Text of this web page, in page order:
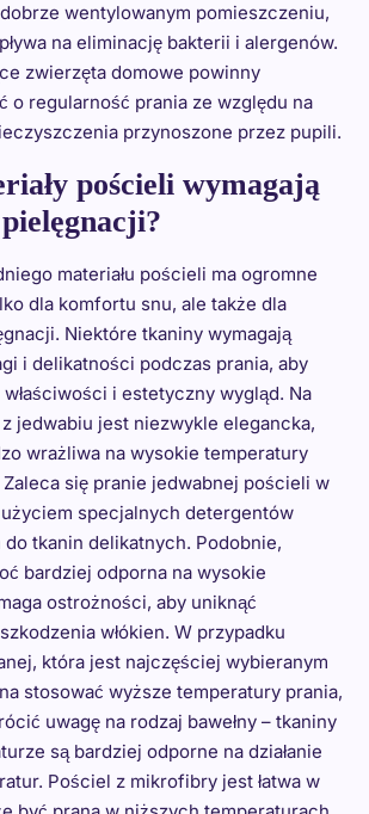
wentylowanym pomieszczeniu,
na eliminację bakterii i alergenów.
zwierzęta domowe powinny
o regularność prania ze względu na
przynoszone przez pupili.
pościeli wymagają
materiału pościeli ma ogromne
dla komfortu snu, ale także dla
Niektóre tkaniny wymagają
i delikatności podczas prania, aby
i estetyczny wygląd. Na
z jedwabiu jest niezwykle elegancka,
wrażliwa na wysokie temperatury
się pranie jedwabnej pościeli w
specjalnych detergentów
tkanin delikatnych. Podobnie,
bardziej odporna na wysokie
ostrożności, aby uniknąć
włókien. W przypadku
która jest najczęściej wybieranym
stosować wyższe temperatury prania,
uwagę na rodzaj bawełny – tkaniny
są bardziej odporne na działanie
Pościel z mikrofibry jest łatwa w